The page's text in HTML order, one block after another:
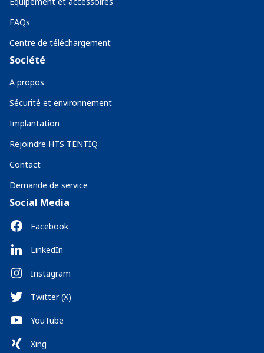
FAQs
Centre de téléchargement
Société
A propos
Sécurité et environnement
Implantation
Rejoindre HTS TENTIQ
Contact
Demande de service
Social Media
Facebook
LinkedIn
Instagram
Twitter (X)
YouTube
Xing